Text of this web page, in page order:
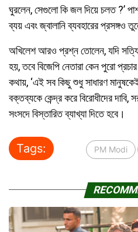
ঘুরলেন, সেগুলো কি জল দিয়ে চলত ?’
ব্যয় এবং জ্বালানি ব্যবহারের প্রসঙ্গও
অখিলেশ আরও প্রশ্ন তোলেন, যদি
হয়, তবে বিজেপি নেতারা কেন পুরো
কথায়, ‘এই সব কিছু শুধু সাধারণ
বক্তব্যকে কেন্দ্র করে বিরোধীদের দাবি,
সংসদে বিস্তারিত ব্যাখ্যা দিতে হবে।
Tags: PM Modi